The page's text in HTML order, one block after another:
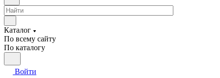
Каталог
По всему сайту
По каталогу
Войти